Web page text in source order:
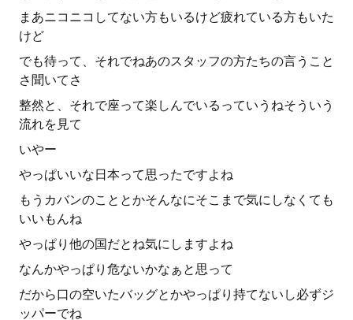
まあニコニコしてない方もいるけど疲れている方もいた
けど
でも待って、それでねあのスタッフの方たちの言うこと
さ聞いてさ
整然と、それで座って楽しんでいるっていうねそういう
流れを見て
いやー
やっぱいいな日本って思ったですよね
もうカバンのこととかそんなにそこまで気にしなくても
いいもんね
やっぱり他の国だとね気にしますよね
なんかやっぱり危ないかなぁと思って
だから口の空いたバッグとかやっぱり持てないし必ずジ
ッパーでね